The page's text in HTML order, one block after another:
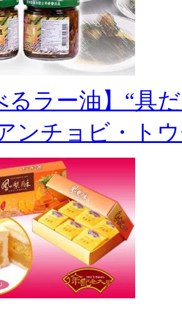
るラー油】“具
ンチョビ・ト